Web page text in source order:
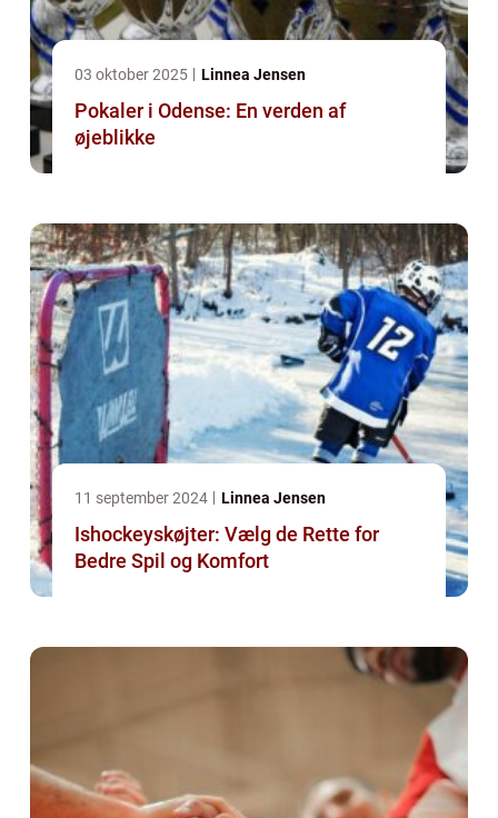
03 oktober 2025 Linnea Jensen
Pokaler i Odense: En verden af
øjeblikke
11 september 2024 Linnea Jensen
Ishockeyskøjter: Vælg de Rette for
Bedre Spil og Komfort